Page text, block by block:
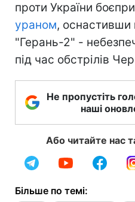
проти України
ураном,
"Герань-2" -
під час обстрілів
Не пропустіть
наші
Або читайте нас
Більше по темі: